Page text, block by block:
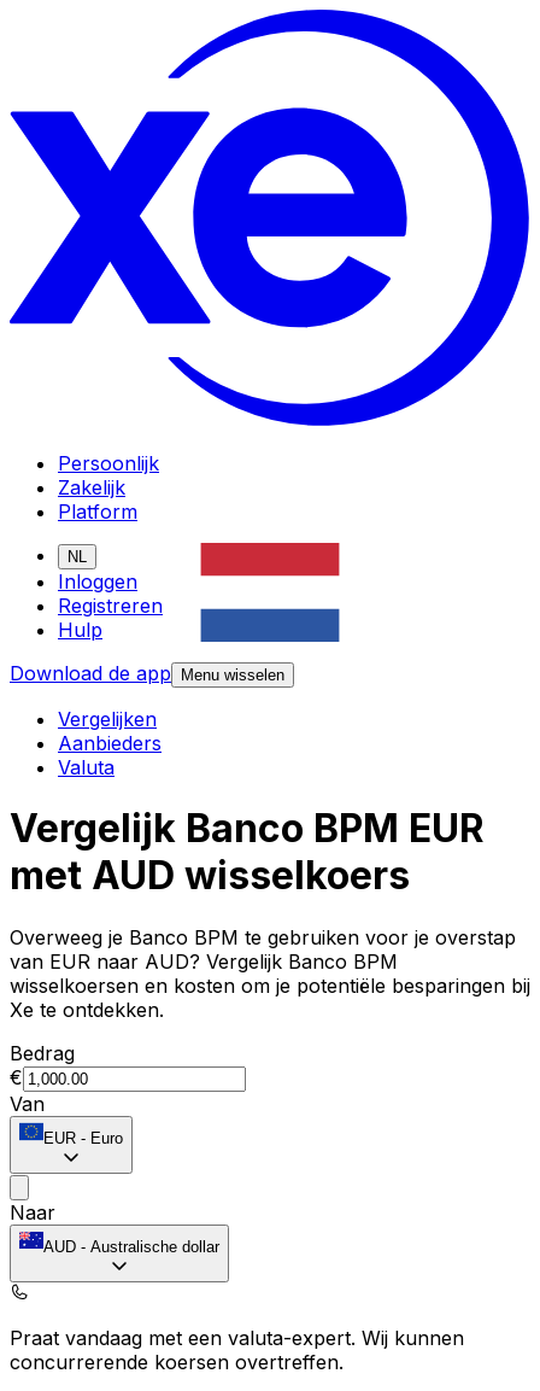
Persoonlijk
Zakelijk
Platform
NL
Inloggen
Registreren
Hulp
Download de app
Menu wisselen
Vergelijken
Aanbieders
Valuta
Vergelijk Banco BPM EUR
met AUD wisselkoers
Overweeg je Banco BPM te gebruiken voor je overstap
van EUR naar AUD? Vergelijk Banco BPM
wisselkoersen en kosten om je potentiële besparingen bij
Xe te ontdekken.
Bedrag
€
Van
EUR - Euro
Naar
AUD - Australische dollar
Praat vandaag met een valuta-expert. Wij kunnen
concurrerende koersen overtreffen.